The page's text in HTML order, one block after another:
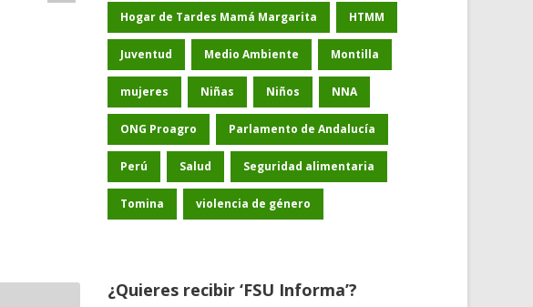
Hogar de Tardes Mamá Margarita HTMM
Juventud Medio Ambiente Montilla
mujeres Niñas Niños NNA
ONG Proagro Parlamento de Andalucía
Perú Salud Seguridad alimentaria
Tomina violencia de género
¿Quieres recibir ‘FSU Informa’?